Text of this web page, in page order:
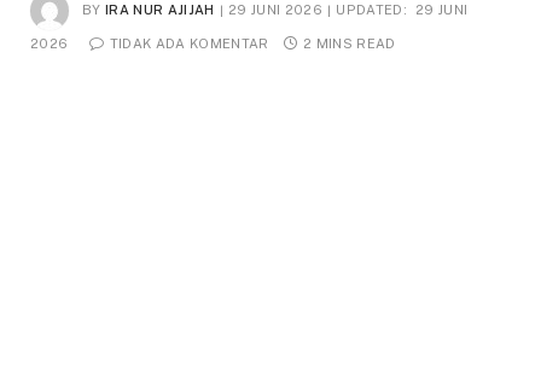
BY IRA NUR AJIJAH 29 JUNI 2026 UPDATED: 29 JUNI
2026 TIDAK ADA KOMENTAR 2 MINS READ